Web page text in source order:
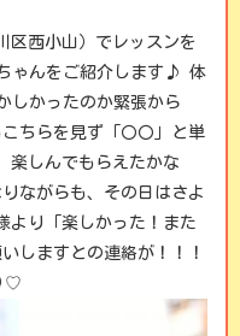
区西小山）でレッスンを
ゃんをご紹介します♪ 体
しかったのか緊張から
ちらを見ず「〇〇」と単
楽しんでもらえたかな
ながらも、その日はさよ
より「楽しかった！また
しますとの連絡が！！！